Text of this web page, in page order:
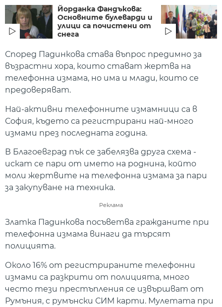
Йорданка Фандъкова:
Основните булеварди и
улици са почистени от
снега
Според Падинкова става въпрос предимно за
възрастни хора, които стават жертва на
телефонна измама, но има и млади, които се
предоверяват.
Най-активни телефонните измамници са в
София, където са регистрирани най-много
измами през последната година.
В Благоевград пък се забелязва друга схема -
искат се пари от името на роднина, който
моли жертвите на телефонна измама за пари
за закупуване на техника.
Реклама
Златка Падинкова посъветва гражданите при
телефонна измама винаги да търсят
полицията.
Около 16% от регистрираните телефонни
измами са разкрити от полицията, много
често тези престъпления се извършват от
Румъния, с румънски СИМ карти. Мулетата при